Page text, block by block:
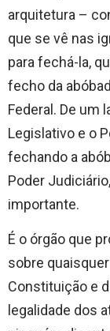
arquitetura –
que se vê nas
para fechá-la,
fecho da
Federal. De um
Legislativo e o
fechando a
Poder
importante.
É o órgão que
sobre
Constituição e
legalidade dos